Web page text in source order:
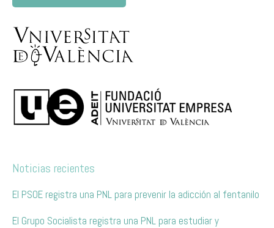
Noticias recientes
El PSOE registra una PNL para prevenir la adicción al fentanilo
El Grupo Socialista registra una PNL para estudiar y